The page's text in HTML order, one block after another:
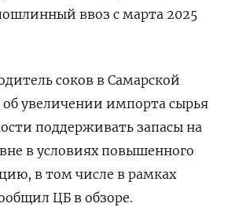
ввоз с марта 2025
соков в Самарской
увеличении импорта сырья
поддерживать запасы на
в условиях повышенного
в том числе в рамках
ЦБ в обзоре.